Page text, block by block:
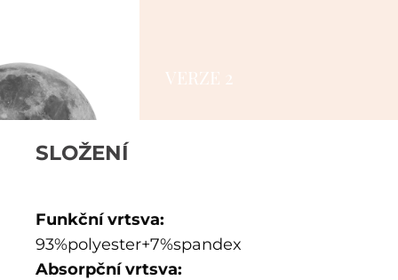
VERZE 2
SLOŽENÍ
Funkční vrtsva:
93%polyester+7%spandex
Absorpční vrtsva: